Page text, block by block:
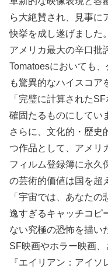
ら大絶賛され、見事に
快挙を成し遂げました。
アメリカ最大の辛口批
Tomatoesにおいても
も驚異的なハイスコア
「完璧に計算された
確固たるものにしてい
さらに、文化的・歴史
つ作品として、アメリ
フィルム登録簿に永久
の芸術的価値は国を超
「宇宙では、あなた
逸すぎるキャッチコピ
ない究極の恐怖を描い
SF映画やホラー映画
『エイリアン：アイ